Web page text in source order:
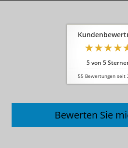
5von 5
55 Bewertungen seit
Bewerten Sie